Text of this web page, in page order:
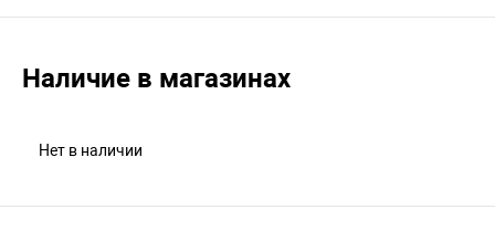
Наличие в магазинах
Нет в наличии